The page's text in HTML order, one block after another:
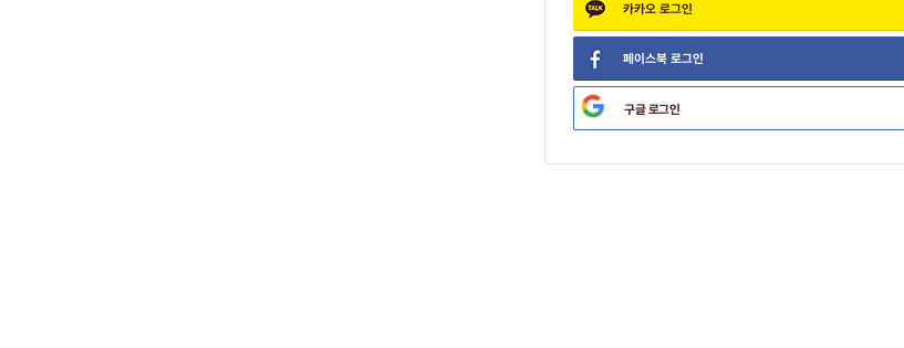
카카오 로그인
페이스북 로그인
구글로그인